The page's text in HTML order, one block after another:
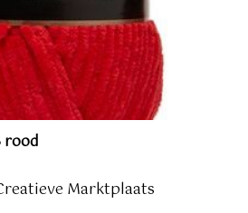
rood
Marktplaats